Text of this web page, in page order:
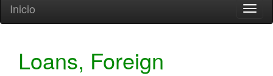
Inicio
Loans, Foreign